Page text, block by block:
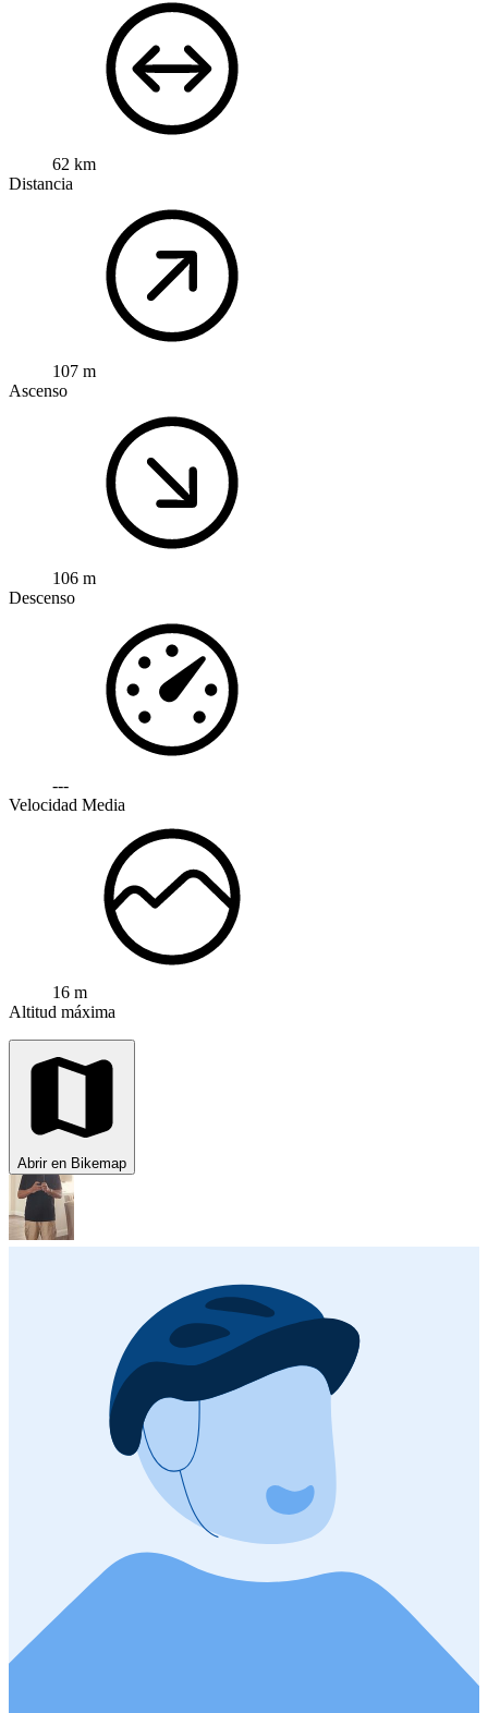
62 km
Distancia
107 m
Ascenso
106 m
Descenso
---
Velocidad Media
16 m
Altitud máxima
Abrir en Bikemap